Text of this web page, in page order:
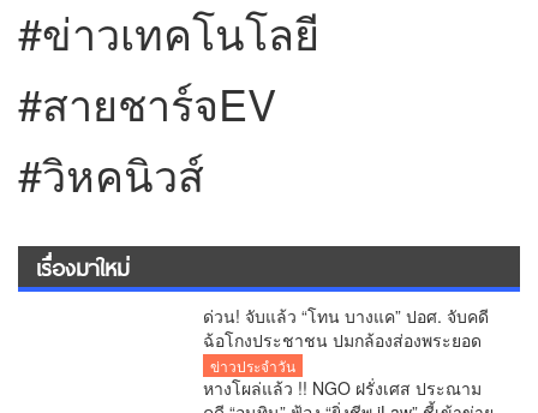
#ข่าวเทคโนโลยี
#สายชาร์จEV
#วิหคนิวส์
เรื่องมาใหม่
ด่วน! จับแล้ว “โทน บางแค” ปอศ. จับคดี
ฉ้อโกงประชาชน ปมกล้องส่องพระยอด
จองเกือบ 20 ล้านบาท
ข่าวประจำวัน
หางโผล่แล้ว !! NGO ฝรั่งเศส ประณาม